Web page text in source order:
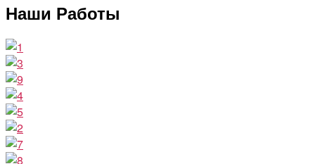
Наши Работы